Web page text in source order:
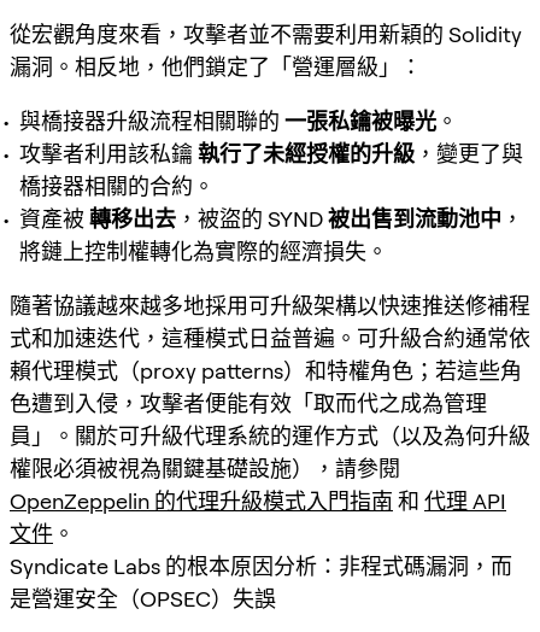
從宏觀角度來看，攻擊者並不需要利用新穎的 Solidity
漏洞。相反地，他們鎖定了「營運層級」：
與橋接器升級流程相關聯的 一張私鑰被曝光 。
攻擊者利用該私鑰 執行了未經授權的升級 ，變更了與
橋接器相關的合約。
資產被 轉移出去 ，被盜的 SYND被出售到流動池中 ，
將鏈上控制權轉化為實際的經濟損失。
隨著協議越來越多地採用可升級架構以快速推送修補程
式和加速迭代，這種模式日益普遍。可升級合約通常依
賴代理模式（proxy patterns）和特權角色；若這些角
色遭到入侵，攻擊者便能有效「取而代之成為管理
員」。關於可升級代理系統的運作方式（以及為何升級
權限必須被視為關鍵基礎設施），請參閱
OpenZeppelin 的代理升級模式入門指南 和 代理 API
文件 。
Syndicate Labs 的根本原因分析：非程式碼漏洞，而
是營運安全（OPSEC）失誤